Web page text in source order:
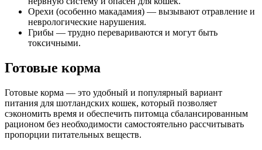
Орехи (особенно макадамия) — вызывают отравление и
неврологические нарушения.
Грибы — трудно перевариваются и могут быть
токсичными.
Готовые корма
Готовые корма — это удобный и популярный вариант
питания для шотландских кошек, который позволяет
сэкономить время и обеспечить питомца сбалансированным
рационом без необходимости самостоятельно рассчитывать
пропорции питательных веществ.